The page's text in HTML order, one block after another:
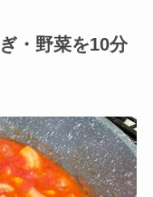
・野菜を10分